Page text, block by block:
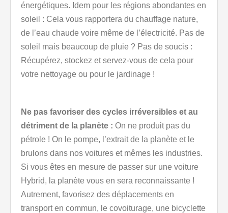
énergétiques. Idem pour les régions abondantes en
soleil : Cela vous rapportera du chauffage nature,
de l’eau chaude voire même de l’électricité. Pas de
soleil mais beaucoup de pluie ? Pas de soucis :
Récupérez, stockez et servez-vous de cela pour
votre nettoyage ou pour le jardinage !
Ne pas favoriser des cycles irréversibles et au
détriment de la planète : On ne produit pas du
pétrole ! On le pompe, l’extrait de la planète et le
brulons dans nos voitures et mêmes les industries.
Si vous êtes en mesure de passer sur une voiture
Hybrid, la planète vous en sera reconnaissante !
Autrement, favorisez des déplacements en
transport en commun, le covoiturage, une bicyclette